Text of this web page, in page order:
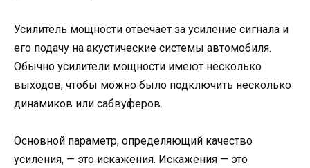
Усилитель мощности отвечает за усиление сигнала и
его подачу на акустические системы автомобиля.
Обычно усилители мощности имеют несколько
выходов, чтобы можно было подключить несколько
динамиков или сабвуферов.
Основной параметр, определяющий качество
усиления, — это искажения. Искажения — это